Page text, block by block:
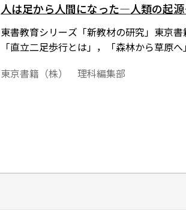
人は足から人間になった―人類の起
東書教育シリーズ「新教材の研究」東京
「直立二足歩行とは」，「森林から草原
東京書籍（株） 理科編集部